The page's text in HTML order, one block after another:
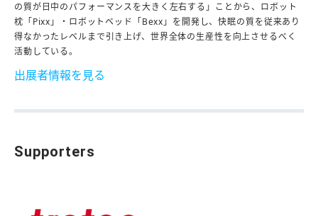
の質が日中のパフォーマンスを大きく左右する」ことから、ロボット
枕「Pixx」・ロボットベッド「Bexx」を開発し、快眠の質を従来あり
得なかったレベルまで引き上げ、世界全体の生産性を向上させるべく
活動している。
出展者情報を見る
Supporters